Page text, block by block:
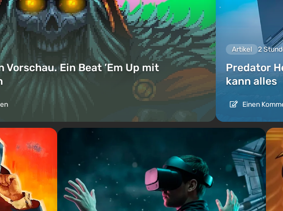
Vorschau. Ein Beat ’Em Up mit
Artikel 2
Predator
kann alles
Einen